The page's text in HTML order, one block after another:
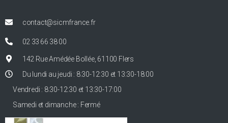
contact@sicmfrance.fr
02 33 66 38 00
142 Rue Amédée Bollée, 61100 Flers
Du lundi au jeudi : 8:30-12:30 et 13:30-18:00
Vendredi : 8:30-12:30 et 13:30-17:00
Samedi et dimanche : Fermé